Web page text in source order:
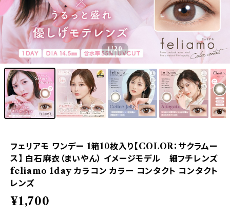
1/20
フェリアモ ワンデー 1箱10枚入り【COLOR：サクラムー
ス】 白石麻衣（まいやん） イメージモデル 細フチレンズ
feliamo 1day カラコン カラー コンタクト コンタクト
レンズ
¥1,700